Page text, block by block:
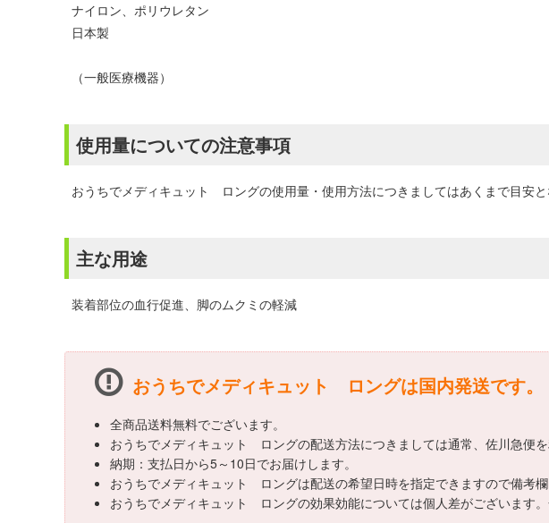
ナイロン、ポリウレタン
日本製
（一般医療機器）
使用量についての注意事項
おうちでメディキュット ロングの使用量・使用方法につきましてはあくまで目安
主な用途
装着部位の血行促進、脚のムクミの軽減
おうちでメディキュット ロングは国内発送です。
全商品送料無料でございます。
おうちでメディキュット ロングの配送方法につきましては通常、佐川急便を
納期：支払日から5～10日でお届けします。
おうちでメディキュット ロングは配送の希望日時を指定できますので備考欄
おうちでメディキュット ロングの効果効能については個人差がございます